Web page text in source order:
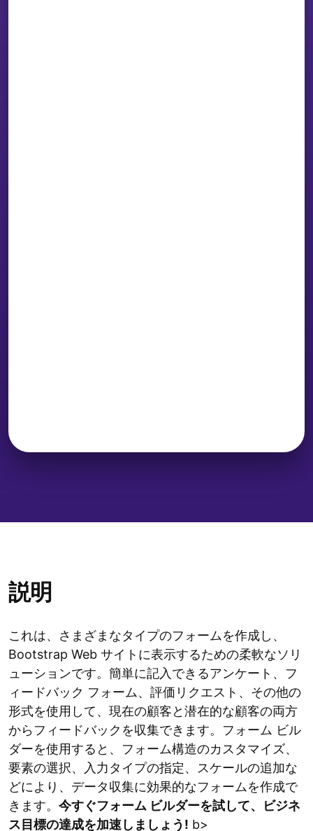
説明
これは、さまざまなタイプのフォームを作成し、
Bootstrap Web サイトに表示するための柔軟なソリ
ューションです。簡単に記入できるアンケート、フ
ィードバック フォーム、評価リクエスト、その他の
形式を使用して、現在の顧客と潜在的な顧客の両方
からフィードバックを収集できます。フォーム ビル
ダーを使用すると、フォーム構造のカスタマイズ、
要素の選択、入力タイプの指定、スケールの追加な
どにより、データ収集に効果的なフォームを作成で
きます。 今すぐフォーム ビルダーを試して、ビジネ
ス目標の達成を加速しましょう! b>